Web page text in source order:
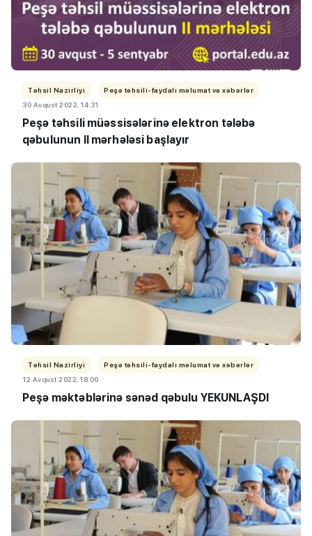
Təhsil Nazirliyi
Peşə təhsili-faydalı məlumat və xəbərlər
30 Avqust 2022, 14:31
Peşə təhsili müəssisələrinə elektron tələbə
qəbulunun II mərhələsi başlayır
Təhsil Nazirliyi
Peşə təhsili-faydalı məlumat və xəbərlər
12 Avqust 2022, 18:00
Peşə məktəblərinə sənəd qəbulu YEKUNLAŞDI